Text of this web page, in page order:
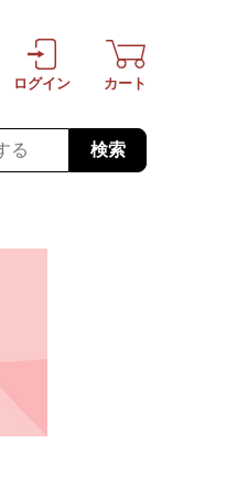
検索
ログイン カート